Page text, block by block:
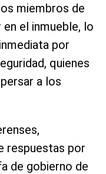
miembros de
el inmueble, lo
por
quienes
a los
respuestas por
de gobierno de